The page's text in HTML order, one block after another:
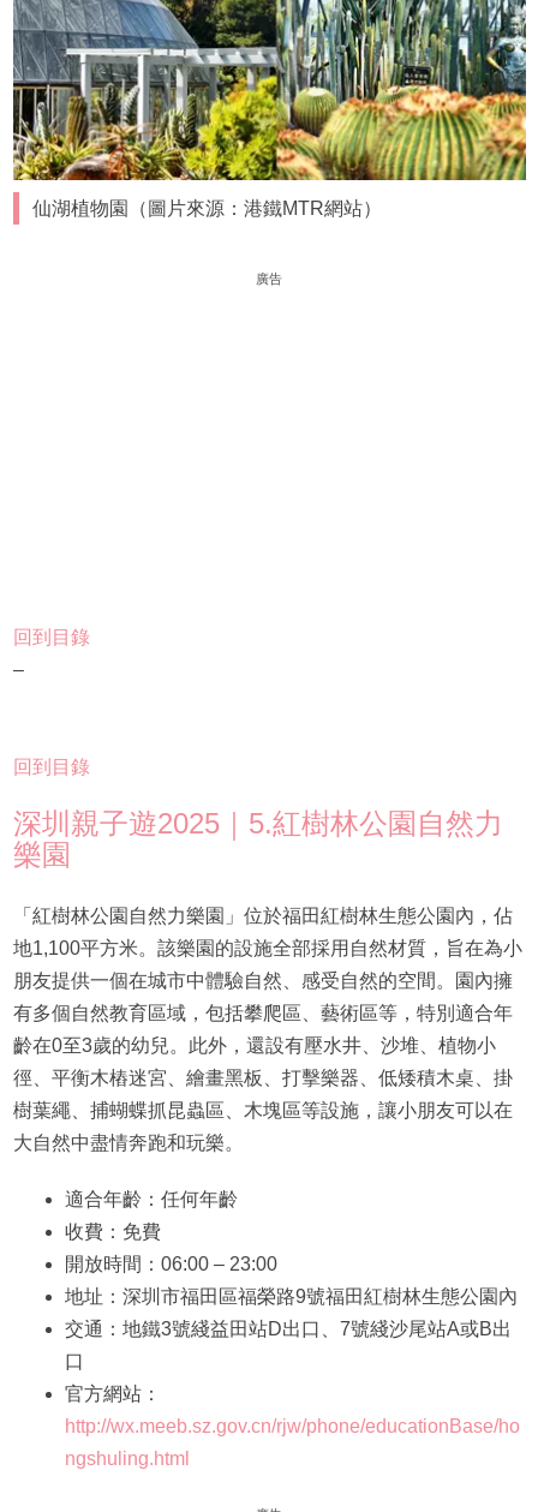
仙湖植物園（圖片來源：港鐵MTR網站）
廣告
回到目錄
–
回到目錄
深圳親子遊2025｜5.紅樹林公園自然力
樂園
「紅樹林公園自然力樂園」位於福田紅樹林生態公園內，佔
地1,100平方米。該樂園的設施全部採用自然材質，旨在為小
朋友提供一個在城市中體驗自然、感受自然的空間。園內擁
有多個自然教育區域，包括攀爬區、藝術區等，特別適合年
齡在0至3歲的幼兒。此外，還設有壓水井、沙堆、植物小
徑、平衡木樁迷宮、繪畫黑板、打擊樂器、低矮積木桌、掛
樹葉繩、捕蝴蝶抓昆蟲區、木塊區等設施，讓小朋友可以在
大自然中盡情奔跑和玩樂。
適合年齡：任何年齡
收費：免費
開放時間：06:00 – 23:00
地址：深圳市福田區福榮路9號福田紅樹林生態公園內
交通：地鐵3號綫益田站D出口、7號綫沙尾站A或B出
口
官方網站：
http://wx.meeb.sz.gov.cn/rjw/phone/educationBase/ho
ngshuling.html